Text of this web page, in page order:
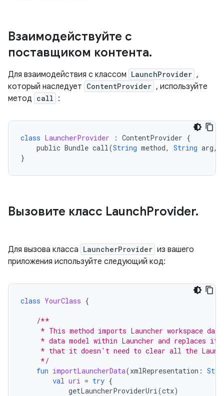
Взаимодействуйте с
поставщиком контента.
Для взаимодействия с классом LaunchProvider ,
который наследует ContentProvider , используйте
метод call :
class LauncherProvider : ContentProvider {
public Bundle call(String method, String arg,
}
Вызовите класс LaunchProvider.
Для вызова класса LauncherProvider из вашего
приложения используйте следующий код:
class YourClass {
/**
* This method imports Launcher workspace
* data model within Launcher and replaces it
* that it doesn't need to clear all the
     */
fun importLauncherData(xmlRepresentation :
val uri = try {
getLauncherProviderUri(ctx)